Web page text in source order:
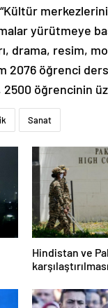
yürütmeye
drama, resim,
2076 öğrenci
öğrencinin
Sanat
Hindistan ve
karşılaştırılması